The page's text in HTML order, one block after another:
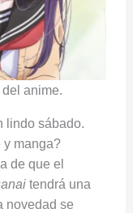
anime.
lindo sábado.
y manga?
de que el
tendrá una
novedad se